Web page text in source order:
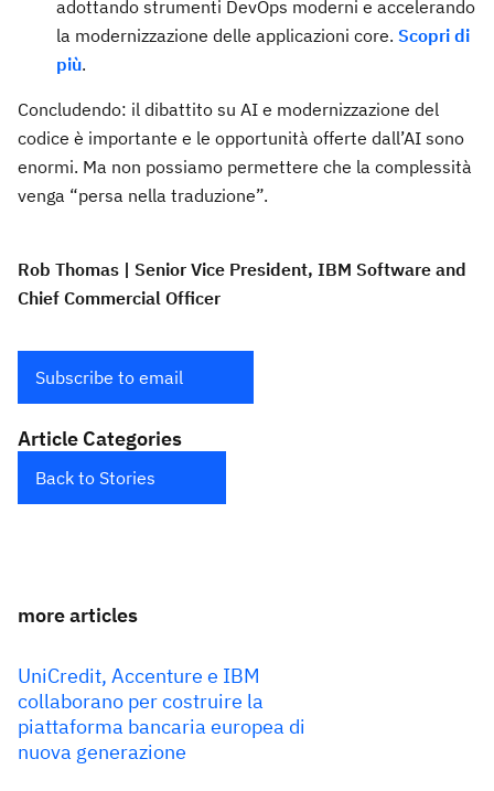
adottando strumenti DevOps moderni e accelerando
la modernizzazione delle applicazioni core. Scopri di
più.
Concludendo: il dibattito su AI e modernizzazione del
codice è importante e le opportunità offerte dall’AI sono
enormi. Ma non possiamo permettere che la complessità
venga “persa nella traduzione”.
Rob Thomas | Senior Vice President, IBM Software and
Chief Commercial Officer
Subscribe to email
Article Categories
Back to Stories
more articles
UniCredit, Accenture e IBM
collaborano per costruire la
piattaforma bancaria europea di
nuova generazione